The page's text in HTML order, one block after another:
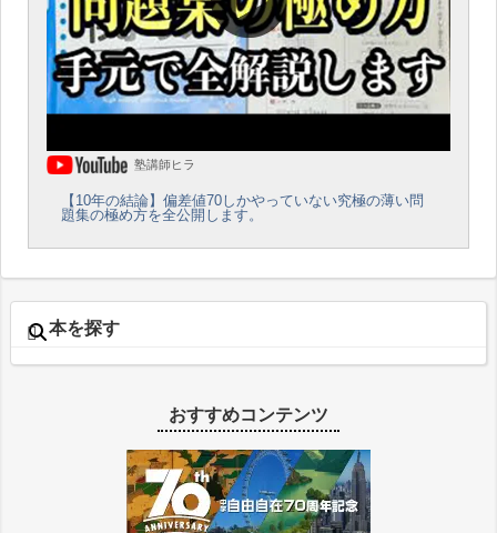
本を探す
おすすめコンテンツ
塾講師ヒラ
【10年の結論】偏差値70しかやっていない究極の薄い問
題集の極め方を全公開します。